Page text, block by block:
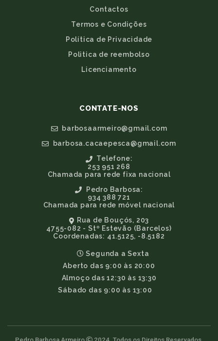
Contactos
Termos e Condições
Política de Privacidade
Politica de reembolso
Licenciamento
CONTATE-NOS
barbosaarmeiro@gmail.com
barbosa.cacaepesca@gmail.com
Telefone:
253 951 268
Chamada para rede fixa nacional
Pedro Barbosa:
934 388 721
Chamada para rede móvel nacional
Rua de Bouçós, 203
4755-082 - Stº Estevão (Barcelos)
Coordenadas: 41.5125, -8.5182
Segunda a Sexta
Aberto das 9:00 às 20:00
Almoço das 12:30 às 13:30
Sábado das 9:00 às 13:00